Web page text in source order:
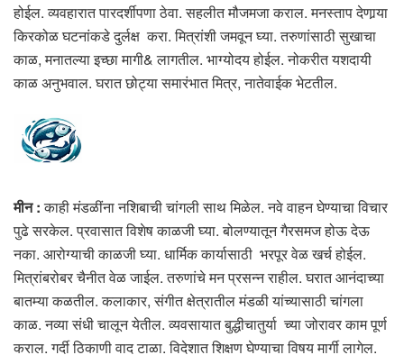
होईल. व्यवहारात पारदर्शीपणा ठेवा. सहलीत मौजमजा कराल. मनस्ताप देणार्‍या
किरकोळ घटनांकडे दुर्लक्ष करा. मित्रांशी जमवून घ्या. तरुणांसाठी सुखाचा
काळ, मनातल्या इच्छा मागी& लागतील. भाग्योदय होईल. नोकरीत यशदायी
काळ अनुभवाल. घरात छोट्या समारंभात मित्र, नातेवाईक भेटतील.
मीन :काही मंडळींना नशिबाची चांगली साथ मिळेल. नवे वाहन घेण्याचा विचार
पुढे सरकेल. प्रवासात विशेष काळजी घ्या. बोलण्यातून गैरसमज होऊ देऊ
नका. आरोग्याची काळजी घ्या. धार्मिक कार्यासाठी भरपूर वेळ खर्च होईल.
मित्रांबरोबर चैनीत वेळ जाईल. तरुणांचे मन प्रसन्न राहील. घरात आनंदाच्या
बातम्या कळतील. कलाकार, संगीत क्षेत्रातील मंडळी यांच्यासाठी चांगला
काळ. नव्या संधी चालून येतील. व्यवसायात बुद्धीचातुर्या च्या जोरावर काम पूर्ण
कराल. गर्दी ठिकाणी वाद टाळा. विदेशात शिक्षण घेण्याचा विषय मार्गी लागेल.